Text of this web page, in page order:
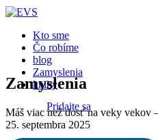
Kto sme
Čo robíme
blog
Zamyslenia
knihy
Pridajte sa
Zamyslenia
Máš viac než dosť na veky vekov
25. septembra 2025